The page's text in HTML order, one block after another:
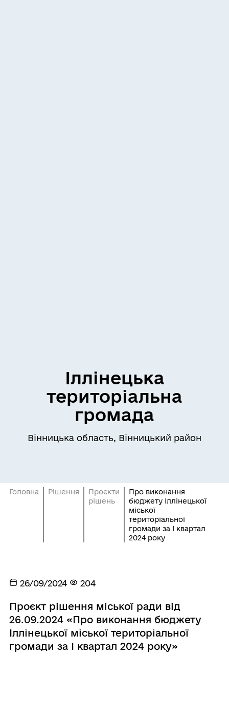
Іллінецька
територіальна
громада
Вінницька область, Вінницький район
Головна Рішення
Проєкти
рішень
Про виконання
бюджету Іллінецької
міської
територіальної
громади за I квартал
2024 року
26/09/2024 204
Проєкт рішення міської ради від
26.09.2024 «Про виконання бюджету
Іллінецької міської територіальної
громади за I квартал 2024 року»